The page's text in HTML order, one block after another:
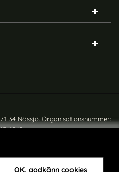
OK, godkänn cookies
länkar
34 Nässjö. Organisationsnummer:
6540